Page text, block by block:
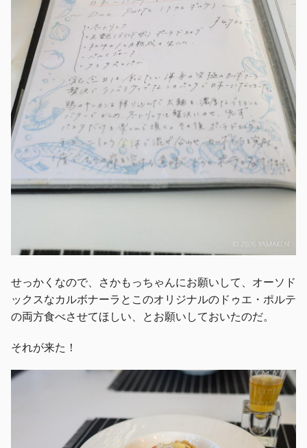
せっかくなので、さかもっちゃんにお願いして、オーソド
ックスなカルボナーラとこのオリジナルのドゥエ・ポルテ
の両方食べさせてほしい、とお願いしておいたのだ。
それが来た！